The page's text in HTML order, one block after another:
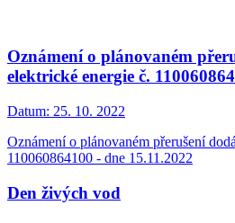
Oznámení o plánovaném
elektrické energie č.
Datum: 25. 10. 2022
Oznámení o plánovaném přerušení
110060864100 - dne 15.11.2022
Den živých vod